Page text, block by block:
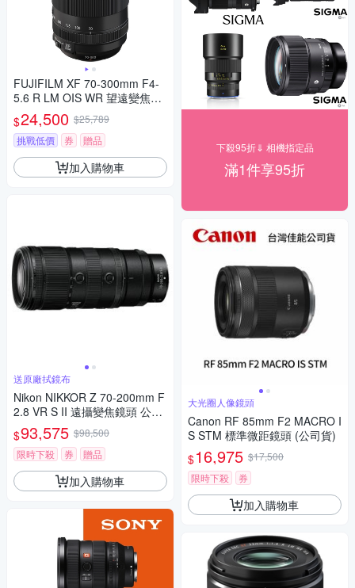
FUJIFILM XF 70-300mm F4-
5.6 R LM OIS WR 望遠變焦鏡
頭 公司貨
$24,500 $25,789
挑戰低價
券 贈品
加入購物車
送原廠拭鏡布
Nikon NIKKOR Z 70-200mm F
2.8 VR S II 遠攝變焦鏡頭 公司
貨
$93,575 $98,500
限時下殺
券 贈品
加入購物車
下殺95折⇓ 相機指定品
滿1件享95折
大光圈人像鏡頭
Canon RF 85mm F2 MACRO I
S STM 標準微距鏡頭 (公司貨)
$16,975 $17,500
限時下殺
券
加入購物車